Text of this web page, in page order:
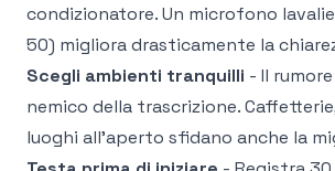
condizionatore. Un microfono
50) migliora drasticamente la
Scegli ambienti tranquilli - Il
nemico della trascrizione.
luoghi all'aperto sfidano anche la